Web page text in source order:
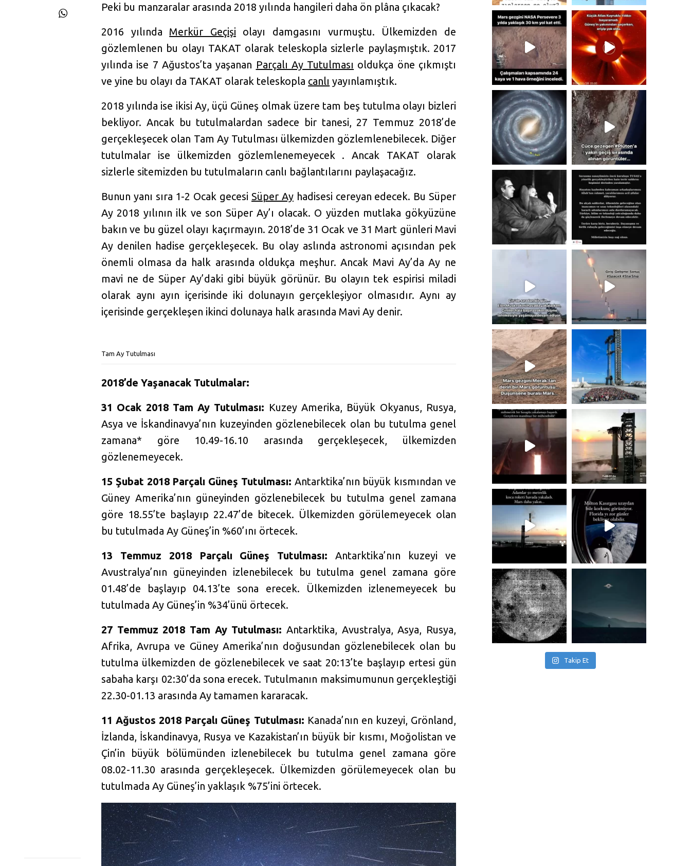
Peki bu manzaralar arasında 2018 yılında hangileri daha ön plâna çıkacak?
2016 yılında Merkür Geçişi olayı damgasını vurmuştu. Ülkemizden de
gözlemlenen bu olayı TAKAT olarak teleskopla sizlerle paylaşmıştık. 2017
yılında ise 7 Ağustos’ta yaşanan Parçalı Ay Tutulması oldukça öne çıkmıştı
ve yine bu olayı da TAKAT olarak teleskopla canlı yayınlamıştık.
2018 yılında ise ikisi Ay, üçü Güneş olmak üzere tam beş tutulma olayı bizleri
bekliyor. Ancak bu tutulmalardan sadece bir tanesi, 27 Temmuz 2018’de
gerçekleşecek olan Tam Ay Tutulması ülkemizden gözlemlenebilecek. Diğer
tutulmalar ise ülkemizden gözlemlenemeyecek . Ancak TAKAT olarak
sizlerle sitemizden bu tutulmaların canlı bağlantılarını paylaşacağız.
Bunun yanı sıra 1-2 Ocak gecesi Süper Ayhadisesi cereyan edecek. Bu Süper
Ay 2018 yılının ilk ve son Süper Ay’ı olacak. O yüzden mutlaka gökyüzüne
bakın ve bu güzel olayı kaçırmayın. 2018’de 31 Ocak ve 31 Mart günleri Mavi
Ay denilen hadise gerçekleşecek. Bu olay aslında astronomi açısından pek
önemli olmasa da halk arasında oldukça meşhur. Ancak Mavi Ay’da Ay ne
mavi ne de Süper Ay’daki gibi büyük görünür. Bu olayın tek espirisi miladi
olarak aynı ayın içerisinde iki dolunayın gerçekleşiyor olmasıdır. Aynı ay
içerisinde gerçekleşen ikinci dolunaya halk arasında Mavi Ay denir.
Tam Ay Tutulması
2018’de Yaşanacak Tutulmalar:
31 Ocak 2018 Tam Ay Tutulması: Kuzey Amerika, Büyük Okyanus, Rusya,
Asya ve İskandinavya’nın kuzeyinden gözlenebilecek olan bu tutulma genel
zamana* göre 10.49-16.10 arasında gerçekleşecek, ülkemizden
gözlenemeyecek.
15 Şubat 2018 Parçalı Güneş Tutulması: Antarktika’nın büyük kısmından ve
Güney Amerika’nın güneyinden gözlenebilecek bu tutulma genel zamana
göre 18.55’te başlayıp 22.47’de bitecek. Ülkemizden görülemeyecek olan
bu tutulmada Ay Güneş’in %60’ını örtecek.
13 Temmuz 2018 Parçalı Güneş Tutulması: Antarktika’nın kuzeyi ve
Avustralya’nın güneyinden izlenebilecek bu tutulma genel zamana göre
01.48’de başlayıp 04.13’te sona erecek. Ülkemizden izlenemeyecek bu
tutulmada Ay Güneş’in %34’ünü örtecek.
27 Temmuz 2018 Tam Ay Tutulması: Antarktika, Avustralya, Asya, Rusya,
Afrika, Avrupa ve Güney Amerika’nın doğusundan gözlenebilecek olan bu
tutulma ülkemizden de gözlenebilecek ve saat 20:13’te başlayıp ertesi gün
sabaha karşı 02:30’da sona erecek. Tutulmanın maksimumunun gerçekleştiği
22.30-01.13 arasında Ay tamamen kararacak.
11 Ağustos 2018 Parçalı Güneş Tutulması: Kanada’nın en kuzeyi, Grönland,
İzlanda, İskandinavya, Rusya ve Kazakistan’ın büyük bir kısmı, Moğolistan ve
Çin’in büyük bölümünden izlenebilecek bu tutulma genel zamana göre
08.02-11.30 arasında gerçekleşecek. Ülkemizden görülemeyecek olan bu
tutulmada Ay Güneş’in yaklaşık %75’ini örtecek.
Takip Et